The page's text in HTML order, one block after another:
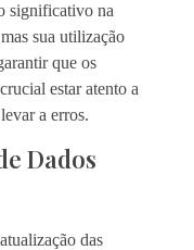
significativo na
sua utilização
que os
estar atento a
a erros.
Dados
das